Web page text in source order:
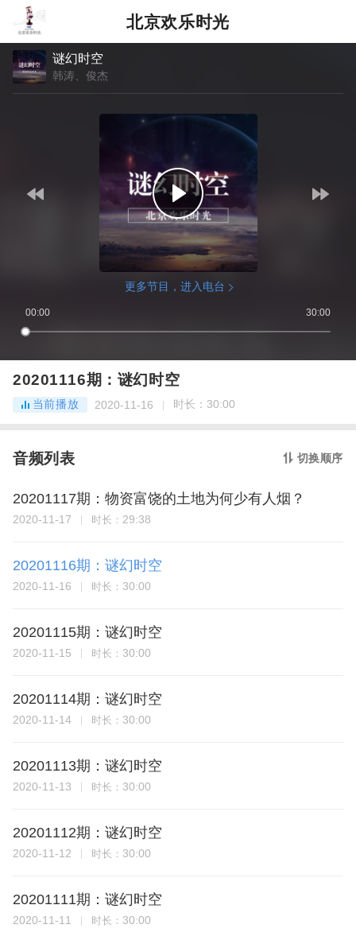
北京欢乐时光
谜幻时空
韩涛、俊杰
更多节目，进入电台
00:00 30:00
20201116期：谜幻时空
当前播放 2020-11-16 时长： 30:00
音频列表 切换顺序
20201117期：物资富饶的土地为何少有人烟？
2020-11-17 时长： 29:38
20201116期：谜幻时空
2020-11-16 时长： 30:00
20201115期：谜幻时空
2020-11-15 时长： 30:00
20201114期：谜幻时空
2020-11-14 时长： 30:00
20201113期：谜幻时空
2020-11-13 时长： 30:00
20201112期：谜幻时空
2020-11-12 时长： 30:00
20201111期：谜幻时空
2020-11-11 时长： 30:00